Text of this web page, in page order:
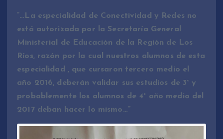
“…La especialidad de Conectividad y Redes no
está autorizada por la Secretaría General
Ministerial de Educación de la Región de Los
Ríos, razón por la cual nuestros alumnos de esta
especialidad , que cursaron tercero medio el
año 2016, deberán validar sus estudios de 3° y
probablemente los alumnos de 4° año medio del
2017 deban hacer lo mismo…”